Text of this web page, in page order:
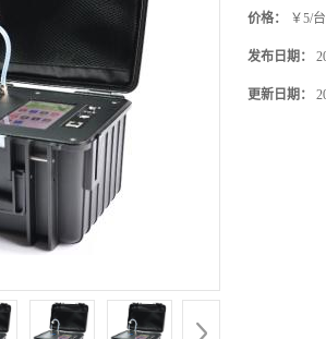
价格： ￥5/台
发布日期：
更新日期：